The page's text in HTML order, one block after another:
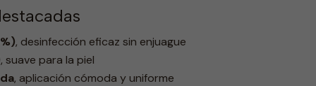
, desinfección eficaz sin enjuague
, suave para la piel
, aplicación cómoda y uniforme